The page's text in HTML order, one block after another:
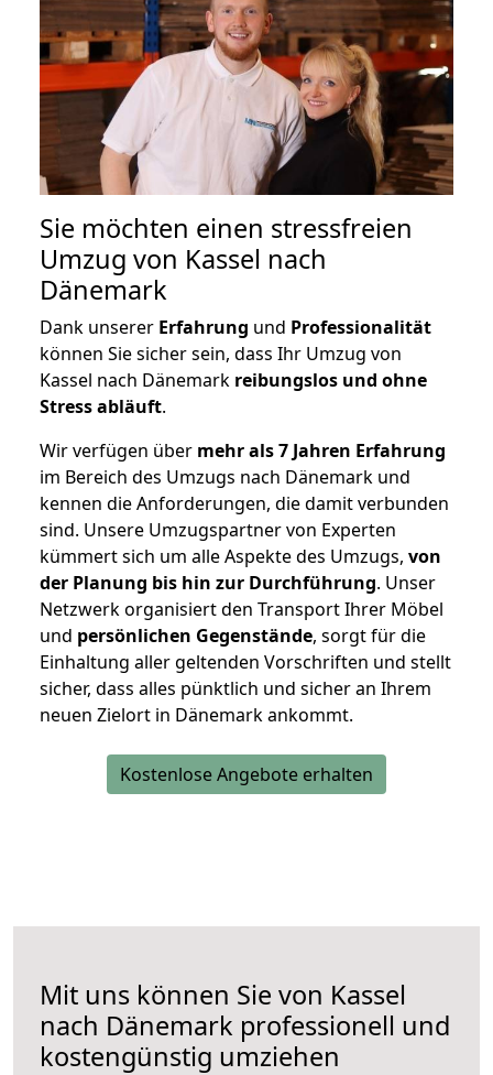
Sie möchten einen stressfreien
Umzug von Kassel nach
Dänemark
Dank unserer Erfahrung und Professionalität
können Sie sicher sein, dass Ihr Umzug von
Kassel nach Dänemark reibungslos und ohne
Stress abläuft.
Wir verfügen über mehr als 7 Jahren Erfahrung
im Bereich des Umzugs nach Dänemark und
kennen die Anforderungen, die damit verbunden
sind. Unsere Umzugspartner von Experten
kümmert sich um alle Aspekte des Umzugs, von
der Planung bis hin zur Durchführung. Unser
Netzwerk organisiert den Transport Ihrer Möbel
und persönlichen Gegenstände, sorgt für die
Einhaltung aller geltenden Vorschriften und stellt
sicher, dass alles pünktlich und sicher an Ihrem
neuen Zielort in Dänemark ankommt.
Kostenlose Angebote erhalten
Mit uns können Sie von Kassel
nach Dänemark professionell und
kostengünstig umziehen